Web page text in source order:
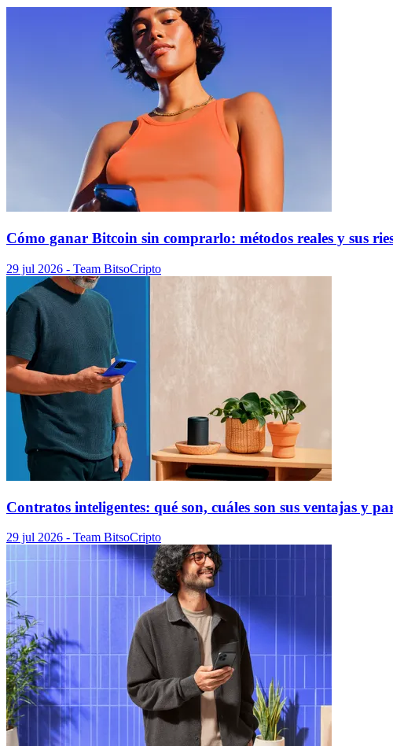
Cómo ganar Bitcoin sin comprarlo: métodos reales y sus
29 jul 2026 - Team BitsoCripto
Contratos inteligentes: qué son, cuáles son sus ventajas y
29 jul 2026 - Team BitsoCripto